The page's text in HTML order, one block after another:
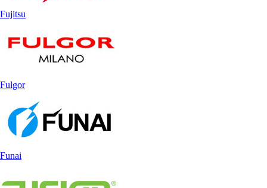
Fujitsu
Fulgor
Funai